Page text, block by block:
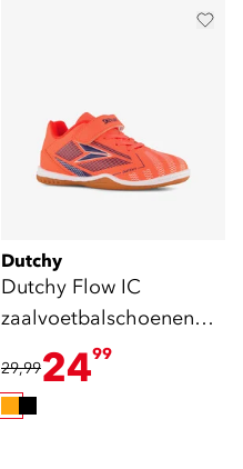
Dutchy
Dutchy Flow IC
zaalvoetbalschoenen
oranje
29,992499